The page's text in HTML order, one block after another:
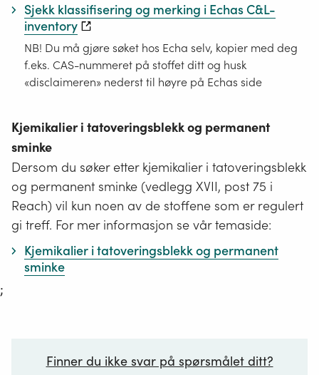
Sjekk klassifisering og merking i Echas C&L-
inventory
NB! Du må gjøre søket hos Echa selv, kopier med deg
f.eks. CAS-nummeret på stoffet ditt og husk
«disclaimeren» nederst til høyre på Echas side
Kjemikalier i tatoveringsblekk og permanent
sminke
Dersom du søker etter kjemikalier i tatoveringsblekk
og permanent sminke (vedlegg XVII, post 75 i
Reach) vil kun noen av de stoffene som er regulert
gi treff. For mer informasjon se vår temaside:
Kjemikalier i tatoveringsblekk og permanent
sminke
;
Finner du ikke svar på spørsmålet ditt?